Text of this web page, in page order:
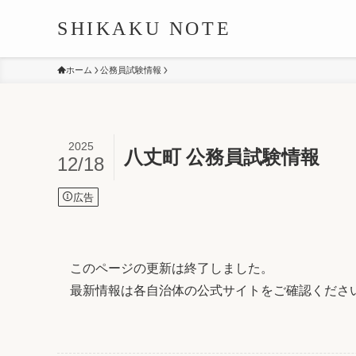
SHIKAKU NOTE
ホーム 公務員試験情報
八丈町 公務員試験情報
2025
12/18
広告
このページの更新は終了しました。
最新情報は各自治体の公式サイトをご確認くださ